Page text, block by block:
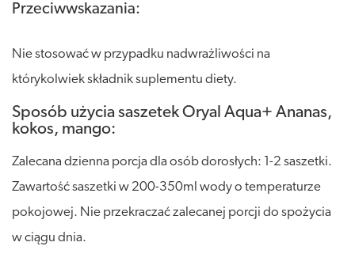
Przeciwwskazania:
Nie stosować w przypadku nadwrażliwości na
którykolwiek składnik suplementu diety.
Sposób użycia saszetek Oryal Aqua+ Ananas,
kokos, mango:
Zalecana dzienna porcja dla osób dorosłych: 1-2 saszetki.
Zawartość saszetki w 200-350ml wody o temperaturze
pokojowej. Nie przekraczać zalecanej porcji do spożycia
w ciągu dnia.